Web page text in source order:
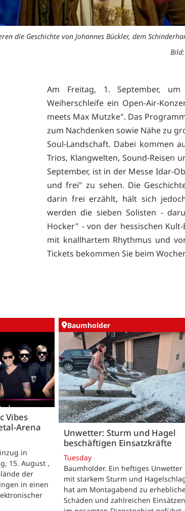
die Geschichte von Johannes Bückler, dem
Am Freitag, 1. September,
Weiherschleife ein Open-Air-
meets Max Mutzke". Das
zum Nachdenken sowie Nähe zu
Soul-Landschaft. Dabei kommen
Trios, Klangwelten, Sound-Reisen
September, ist in der Messe Idar-
und frei" zu sehen. Die
darin frei erzählt, hält sich
werden die sieben Solisten -
Hocker" - von der hessischen
mit knallhartem Rhythmus und
Tickets bekommen Sie beim
Vibes
Arena
in
15. August ,
der
in einen
Baumholder
Unwetter: Sturm und Hagel
beschäftigen Einsatzkräfte
Tuesday
Baumholder. Ein heftiges Unwetter
mit starkem Sturm und
hat am Montagabend zu
Schäden und zahlreichen Einsätzen